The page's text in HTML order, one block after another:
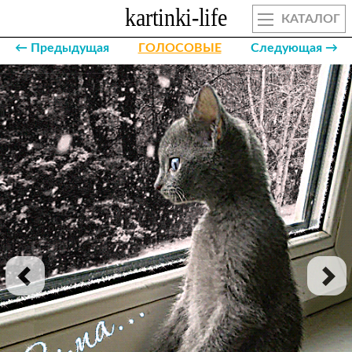
КАТАЛОГ
← Предыдущая ГОЛОСОВЫЕ Следующая →